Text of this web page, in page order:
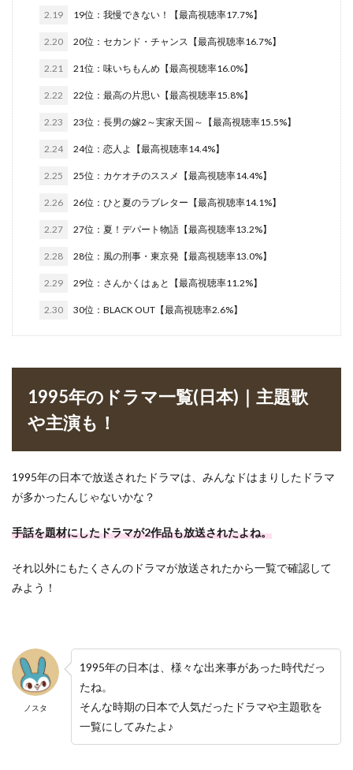
2.19 19位：我慢できない！【最高視聴率17.7%】
2.20 20位：セカンド・チャンス【最高視聴率16.7%】
2.21 21位：味いちもんめ【最高視聴率16.0%】
2.22 22位：最高の片思い【最高視聴率15.8%】
2.23 23位：長男の嫁2～実家天国～【最高視聴率15.5%】
2.24 24位：恋人よ【最高視聴率14.4%】
2.25 25位：カケオチのススメ【最高視聴率14.4%】
2.26 26位：ひと夏のラブレター【最高視聴率14.1%】
2.27 27位：夏！デパート物語【最高視聴率13.2%】
2.28 28位：風の刑事・東京発【最高視聴率13.0%】
2.29 29位：さんかくはぁと【最高視聴率11.2%】
2.30 30位：BLACK OUT【最高視聴率2.6%】
1995年のドラマ一覧(日本)｜主題歌
や主演も！
1995年の日本で放送されたドラマは、みんなドはまりしたドラマ
が多かったんじゃないかな？
手話を題材にしたドラマが2作品も放送されたよね。
それ以外にもたくさんのドラマが放送されたから一覧で確認して
みよう！
ノスタ
1995年の日本は、様々な出来事があった時代だっ
たね。
そんな時期の日本で人気だったドラマや主題歌を
一覧にしてみたよ♪